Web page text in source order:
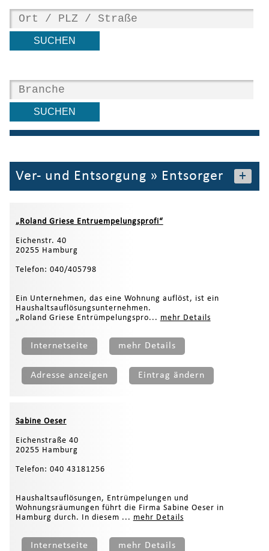
Ver- und Entsorgung » Entsorger +
„Roland Griese Entruempelungsprofi“
Eichenstr. 40
20255 Hamburg
Telefon: 040/405798
Ein Unternehmen, das eine Wohnung auflöst, ist ein
Haushaltsauflösungsunternehmen.
„Roland Griese Entrümpelungspro... mehr Details
Internetseite mehr Details
Adresse anzeigen Eintrag ändern
Sabine Oeser
Eichenstraße 40
20255 Hamburg
Telefon: 040 43181256
Haushaltsauflösungen, Entrümpelungen und
Wohnungsräumungen führt die Firma Sabine Oeser in
Hamburg durch. In diesem ... mehr Details
Internetseite mehr Details